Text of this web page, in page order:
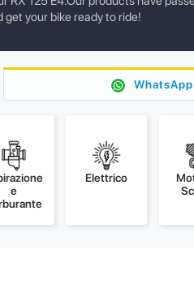
your bike ready to ride!
WhatsApp
e
Elettrico